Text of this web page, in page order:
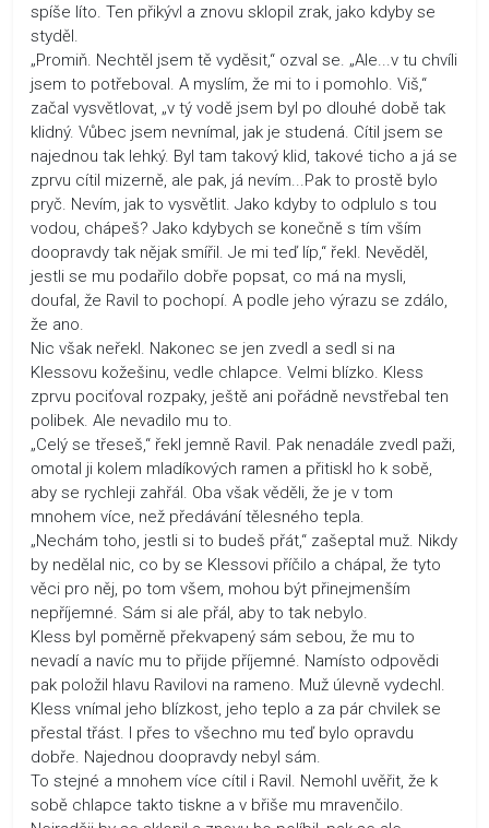
spíše líto. Ten přikývl a znovu sklopil zrak, jako kdyby se
styděl.
„Promiň. Nechtěl jsem tě vyděsit,“ ozval se. „Ale...v tu chvíli
jsem to potřeboval. A myslím, že mi to i pomohlo. Viš,“
začal vysvětlovat, „v tý vodě jsem byl po dlouhé době tak
klidný. Vůbec jsem nevnímal, jak je studená. Cítil jsem se
najednou tak lehký. Byl tam takový klid, takové ticho a já se
zprvu cítil mizerně, ale pak, já nevím...Pak to prostě bylo
pryč. Nevím, jak to vysvětlit. Jako kdyby to odplulo s tou
vodou, chápeš? Jako kdybych se konečně s tím vším
doopravdy tak nějak smířil. Je mi teď líp,“ řekl. Nevěděl,
jestli se mu podařilo dobře popsat, co má na mysli,
doufal, že Ravil to pochopí. A podle jeho výrazu se zdálo,
že ano.
Nic však neřekl. Nakonec se jen zvedl a sedl si na
Klessovu kožešinu, vedle chlapce. Velmi blízko. Kless
zprvu pociťoval rozpaky, ještě ani pořádně nevstřebal ten
polibek. Ale nevadilo mu to.
„Celý se třeseš,“ řekl jemně Ravil. Pak nenadále zvedl paži,
omotal ji kolem mladíkových ramen a přitiskl ho k sobě,
aby se rychleji zahřál. Oba však věděli, že je v tom
mnohem více, než předávání tělesného tepla.
„Nechám toho, jestli si to budeš přát,“ zašeptal muž. Nikdy
by nedělal nic, co by se Klessovi příčilo a chápal, že tyto
věci pro něj, po tom všem, mohou být přinejmenším
nepříjemné. Sám si ale přál, aby to tak nebylo.
Kless byl poměrně překvapený sám sebou, že mu to
nevadí a navíc mu to přijde příjemné. Namísto odpovědi
pak položil hlavu Ravilovi na rameno. Muž úlevně vydechl.
Kless vnímal jeho blízkost, jeho teplo a za pár chvilek se
přestal třást. I přes to všechno mu teď bylo opravdu
dobře. Najednou doopravdy nebyl sám.
To stejné a mnohem více cítil i Ravil. Nemohl uvěřit, že k
sobě chlapce takto tiskne a v břiše mu mravenčilo.